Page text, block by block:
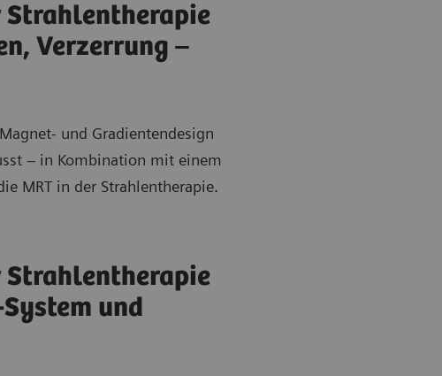
Strahlentherapie
Verzerrung –
und Gradientendesign
– in Kombination mit einem
MRT in der Strahlentherapie.
Strahlentherapie
und